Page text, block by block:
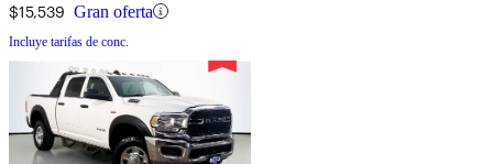
$15,539 Gran oferta
Incluye tarifas de conc.